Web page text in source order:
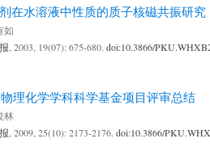
在水溶液中性质的质子核磁共振研究
如
, 2003, 19(07): 675-680. doi:10.3866/
理化学学科科学基金项目评审总结
林
, 2009, 25(10): 2173-2176. doi:10.3866/